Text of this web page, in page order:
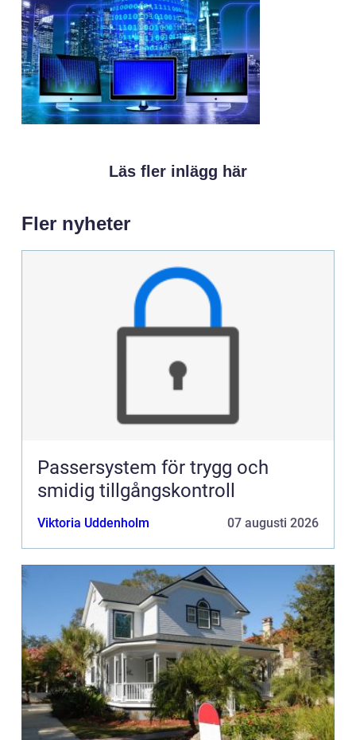
Läs fler inlägg här
Fler nyheter
Passersystem för trygg och
smidig tillgångskontroll
Viktoria Uddenholm 07 augusti 2026